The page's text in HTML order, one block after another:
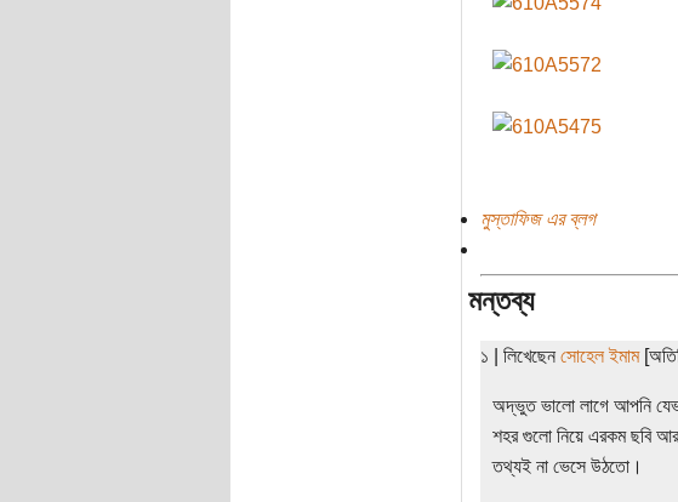
মুস্তাফিজ এর ব্লগ
মন্তব্য
১ | লিখেছেন সোহেল ইমাম
অদ্ভুত ভালো লাগে আপনি
শহর গুলো নিয়ে এরকম ছবি
তথ্যই না ভেসে উঠতো।